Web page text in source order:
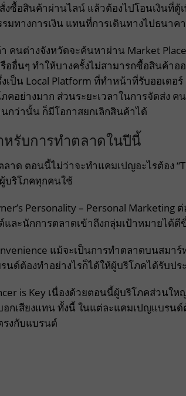
งซื้อสินค้าผ่านไลน์ แล้วต้องไปโอนเงินที่ตู้
มทางการเงิน แทนที่การเดินทางไปธนาค
คนต่างจังหวัดจะค้นหาผ่าน Market
ออื่นๆ ทำให้บางครั้งไม่สามารถซื้อสินค้า
ป็น Local Platform ที่ทำหน้าที่รับออเดอ
คอย่างมาก ส่วนระยะเวลาในการจัดส่ง
กว่านั้น ก็มีโอกาสยกเลิกสินค้าได้
รับการทำตลาดในปีนี้
ลาด ตอนนี้ไม่ว่าจะทำแคมเปญอะไรต้อง
บริโภคทุกคนใช้
Personality – Personal
และนักการตลาดเข้าถึงกลุ่มเป้าหมายได้ดี
แม้จะเป็นการทำตลาดบนสม
รนด์ต้องทำอย่างไรก็ได้ให้ผู้บริโภคได้รับป
is Key เนื่องด้วยตอนนี้ผู้บริโภคส่วนใ
กเสียงแทน ทั้งนี้ ในแต่ละแคมเปญแบรน
งกับแบรนด์